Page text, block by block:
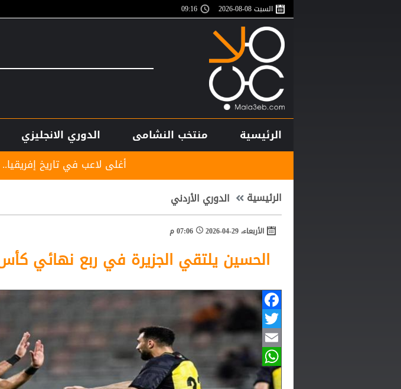
السبت 08-08-2026 09:16
الرئيسية منتخب النشامى الدوري الانجليزي
أغلى لاعب في تاريخ إفريقيا.. ديوماندي يترك
الرئيسية الدوري الأردني
الأربعاء، 29-04-2026 07:06 م
الحسين يلتقي الجزيرة في ربع نهائي
Facebook
Twitter
Email
WhatsApp